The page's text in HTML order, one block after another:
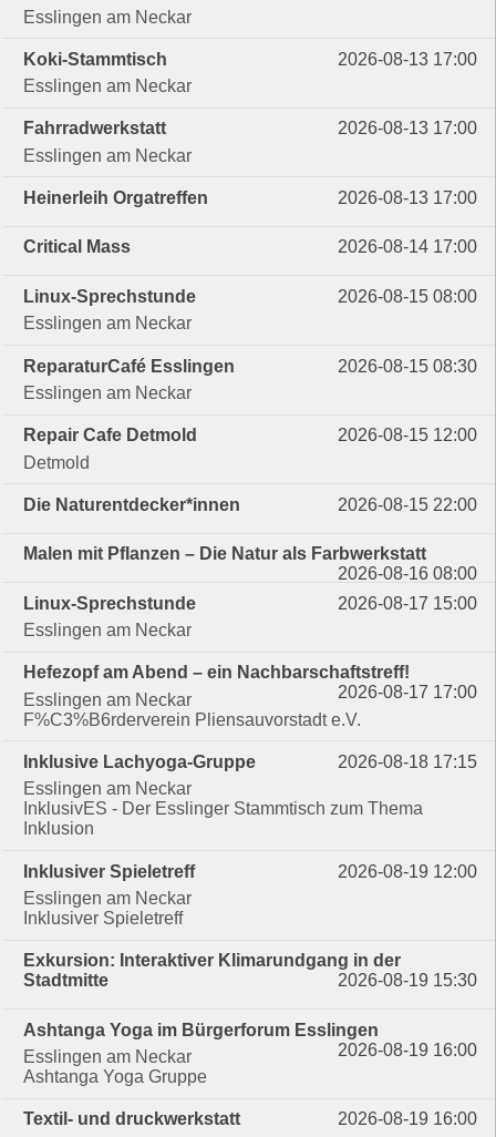
Esslingen am Neckar
Koki-Stammtisch
2026-08-13 17:00
Esslingen am Neckar
Fahrradwerkstatt
2026-08-13 17:00
Esslingen am Neckar
Heinerleih Orgatreffen 2026-08-13 17:00
Critical Mass 2026-08-14 17:00
Linux-Sprechstunde
2026-08-15 08:00
Esslingen am Neckar
ReparaturCafé Esslingen
2026-08-15 08:30
Esslingen am Neckar
Repair Cafe Detmold
2026-08-15 12:00
Detmold
Die Naturentdecker*innen 2026-08-15 22:00
Malen mit Pflanzen – Die Natur als Farbwerkstatt
2026-08-16 08:00
Linux-Sprechstunde
2026-08-17 15:00
Esslingen am Neckar
Hefezopf am Abend – ein Nachbarschaftstreff!
2026-08-17 17:00
Esslingen am Neckar
F%C3%B6rderverein Pliensauvorstadt e.V.
Inklusive Lachyoga-Gruppe
2026-08-18 17:15
Esslingen am Neckar
InklusivES - Der Esslinger Stammtisch zum Thema
Inklusion
Inklusiver Spieletreff
2026-08-19 12:00
Esslingen am Neckar
Inklusiver Spieletreff
Exkursion: Interaktiver Klimarundgang in der
Stadtmitte
2026-08-19 15:30
Ashtanga Yoga im Bürgerforum Esslingen
2026-08-19 16:00
Esslingen am Neckar
Ashtanga Yoga Gruppe
Textil- und druckwerkstatt
2026-08-19 16:00